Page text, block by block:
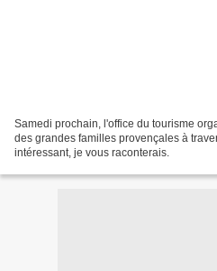
Samedi prochain, l'office du tourisme
des grandes familles provençales à
intéressant, je vous raconterais.